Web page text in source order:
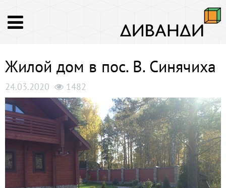
Жилой дом в пос. В. Синячиха
24.03.2020 1482